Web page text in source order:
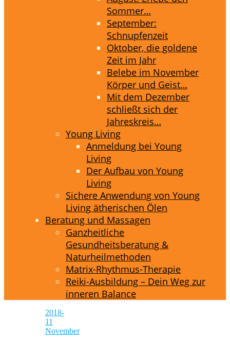
Sommer…
September:
Schnupfenzeit
Oktober, die goldene
Zeit im Jahr
Belebe im November
Körper und Geist…
Mit dem Dezember
schließt sich der
Jahreskreis…
Young Living
Anmeldung bei Young
Living
Der Aufbau von Young
Living
Sichere Anwendung von Young
Living ätherischen Ölen
Beratung und Massagen
Ganzheitliche
Gesundheitsberatung &
Naturheilmethoden
Matrix-Rhythmus-Therapie
Reiki-Ausbildung – Dein Weg zur
inneren Balance
2018-
11
November